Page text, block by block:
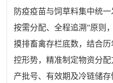
防疫疫苗与饲草料集中统一
按需分配、全程追溯”原则
摸排畜禽存栏底数，结合
控形势，精准制定物资分
产批号、有效期及冷链储